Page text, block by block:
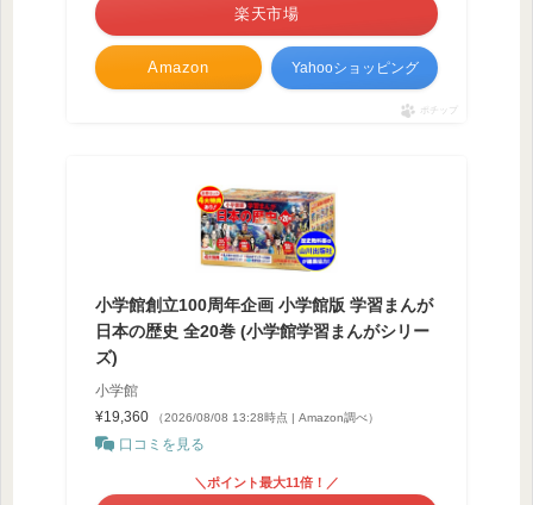
Amazon
楽天市場
Yahooショッピング
ポチップ
小学館創立100周年企画 小学館版 学習まんが
日本の歴史 全20巻 (小学館学習まんがシリー
ズ)
小学館
¥19,360
（2026/08/08 13:28時点 | Amazon調べ）
口コミを見る
＼ポイント最大11倍！／